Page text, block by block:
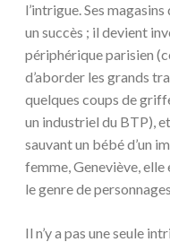
l’intrigue. Ses
un succès ; il devient
périphérique parisien
d’aborder les grands
quelques coups de
un industriel du BTP),
sauvant un bébé d’un
femme, Geneviève,
le genre de
Il n’y a pas une seule